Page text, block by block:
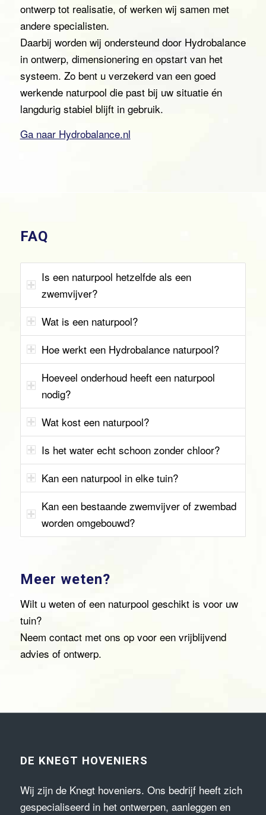
ontwerp tot realisatie, of werken wij samen met
andere specialisten.
Daarbij worden wij ondersteund door Hydrobalance
in ontwerp, dimensionering en opstart van het
systeem. Zo bent u verzekerd van een goed
werkende naturpool die past bij uw situatie én
langdurig stabiel blijft in gebruik.
Ga naar Hydrobalance.nl
FAQ
Is een naturpool hetzelfde als een
zwemvijver?
Wat is een naturpool?
Hoe werkt een Hydrobalance naturpool?
Hoeveel onderhoud heeft een naturpool
nodig?
Wat kost een naturpool?
Is het water echt schoon zonder chloor?
Kan een naturpool in elke tuin?
Kan een bestaande zwemvijver of zwembad
worden omgebouwd?
Meer weten?
Wilt u weten of een naturpool geschikt is voor uw
tuin?
Neem contact met ons op voor een vrijblijvend
advies of ontwerp.
DE KNEGT HOVENIERS
Wij zijn de Knegt hoveniers. Ons bedrijf heeft zich
gespecialiseerd in het ontwerpen, aanleggen en